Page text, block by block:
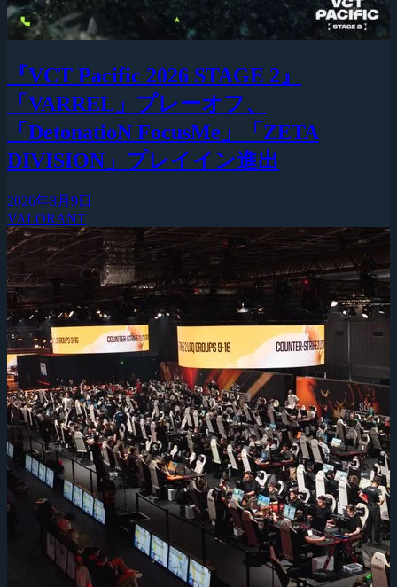
『VCT Pacific 2026 STAGE 2』
「VARREL」プレーオフ、
「DetonatioN FocusMe」「ZETA
DIVISION」プレイイン進出
2026年8月9日
VALORANT